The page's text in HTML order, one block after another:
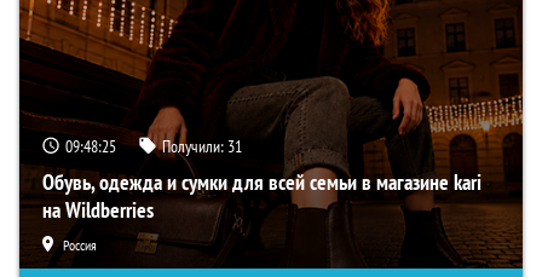
09:48:24 Получили: 31
Обувь, одежда и сумки для всей семьи в магазине kari
на Wildberries
Россия